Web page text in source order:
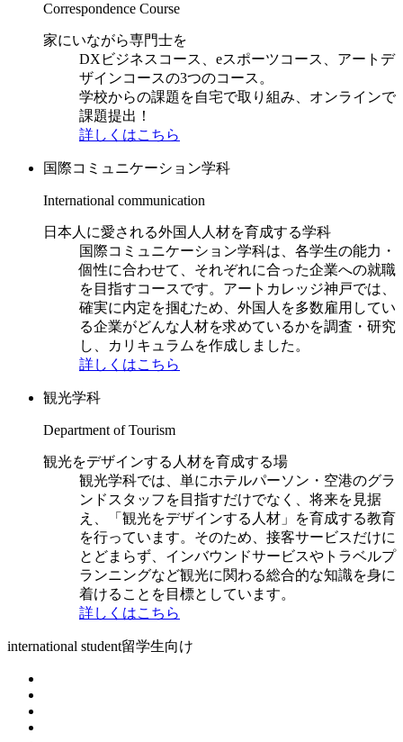
Correspondence Course
家にいながら専門士を
DXビジネスコース、eスポーツコース、アートデ
ザインコースの3つのコース。
学校からの課題を自宅で取り組み、オンラインで
課題提出！
詳しくはこちら
国際コミュニケーション学科
International communication
日本人に愛される外国人人材を育成する学科
国際コミュニケーション学科は、各学生の能力・
個性に合わせて、それぞれに合った企業への就職
を目指すコースです。アートカレッジ神戸では、
確実に内定を掴むため、外国人を多数雇用してい
る企業がどんな人材を求めているかを調査・研究
し、カリキュラムを作成しました。
詳しくはこちら
観光学科
Department of Tourism
観光をデザインする人材を育成する場
観光学科では、単にホテルパーソン・空港のグラ
ンドスタッフを目指すだけでなく、将来を見据
え、「観光をデザインする人材」を育成する教育
を行っています。そのため、接客サービスだけに
とどまらず、インバウンドサービスやトラベルプ
ランニングなど観光に関わる総合的な知識を身に
着けることを目標としています。
詳しくはこちら
international student留学生向け